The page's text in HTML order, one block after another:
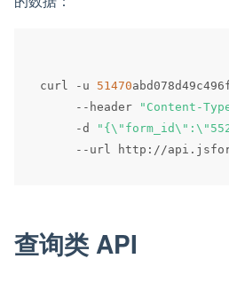
curl - u 51470
-- header "Content-
-d
-- url http : / /api .
查询类 API